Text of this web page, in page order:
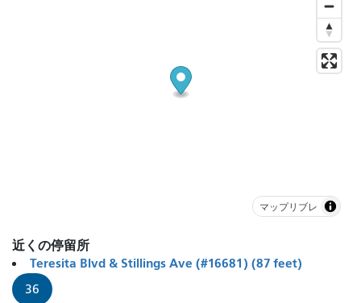
マップリブレ
近くの停留所
Teresita Blvd & Stillings Ave (#16681) (87 feet)
36